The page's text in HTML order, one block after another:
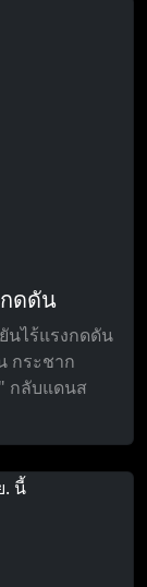
ดดัน
นไร้แรงกดดัน
กระชาก
กลับแดนส